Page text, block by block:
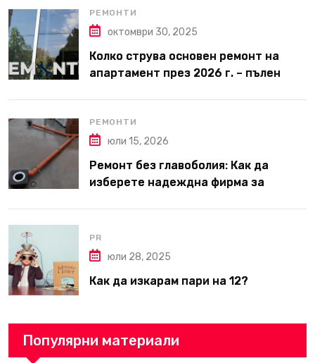
РЕМОНТИ
октомври 30, 2025
Колко струва основен ремонт на
апартамент през 2026 г. – пълен
РЕМОНТИ
юли 15, 2026
Ремонт без главоболия: Как да
изберете надеждна фирма за
PR
юли 28, 2025
Как да изкарам пари на 12?
Популярни материали